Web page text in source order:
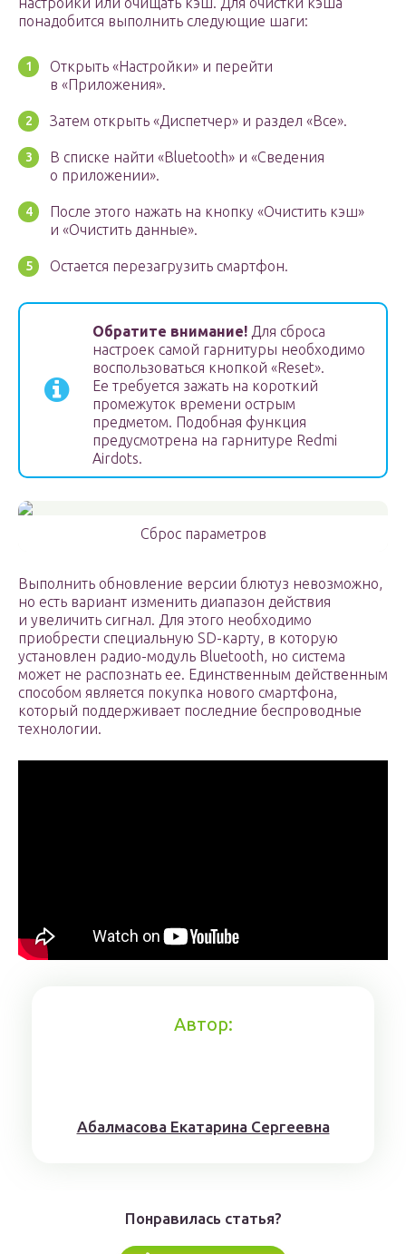
понадобится выполнить следующие шаги:
Открыть «Настройки» и перейти
в «Приложения».
Затем открыть «Диспетчер» и раздел «Все».
В списке найти «Bluetooth» и «Сведения
о приложении».
После этого нажать на кнопку «Очистить кэш»
и «Очистить данные».
Остается перезагрузить смартфон.
Обратите внимание! Для сброса
настроек самой гарнитуры необходимо
воспользоваться кнопкой «Reset».
Ее требуется зажать на короткий
промежуток времени острым
предметом. Подобная функция
предусмотрена на гарнитуре Redmi
Airdots.
Сброс параметров
Выполнить обновление версии блютуз невозможно,
но есть вариант изменить диапазон действия
и увеличить сигнал. Для этого необходимо
приобрести специальную SD-карту, в которую
установлен радио-модуль Bluetooth, но система
может не распознать ее. Единственным действенным
способом является покупка нового смартфона,
который поддерживает последние беспроводные
технологии.
Автор:
Aбaлмaсoвa Eкaтaринa Ceргeeвнa
Понравилась статья?